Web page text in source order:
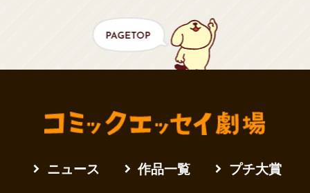
ニュース 作品一覧 プチ大賞